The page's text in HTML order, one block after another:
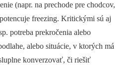
(napr. na prechode pre chodcov,
freezing. Kritickými sú aj
potreba prekročenia alebo
alebo situácie, v ktorých má
konverzovať, či riešiť